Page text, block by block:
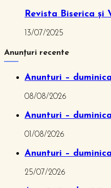
Revista Biserica și
13/07/2025
Anunțuri recente
Anunturi –
08/08/2026
Anunturi –
01/08/2026
Anunturi –
25/07/2026